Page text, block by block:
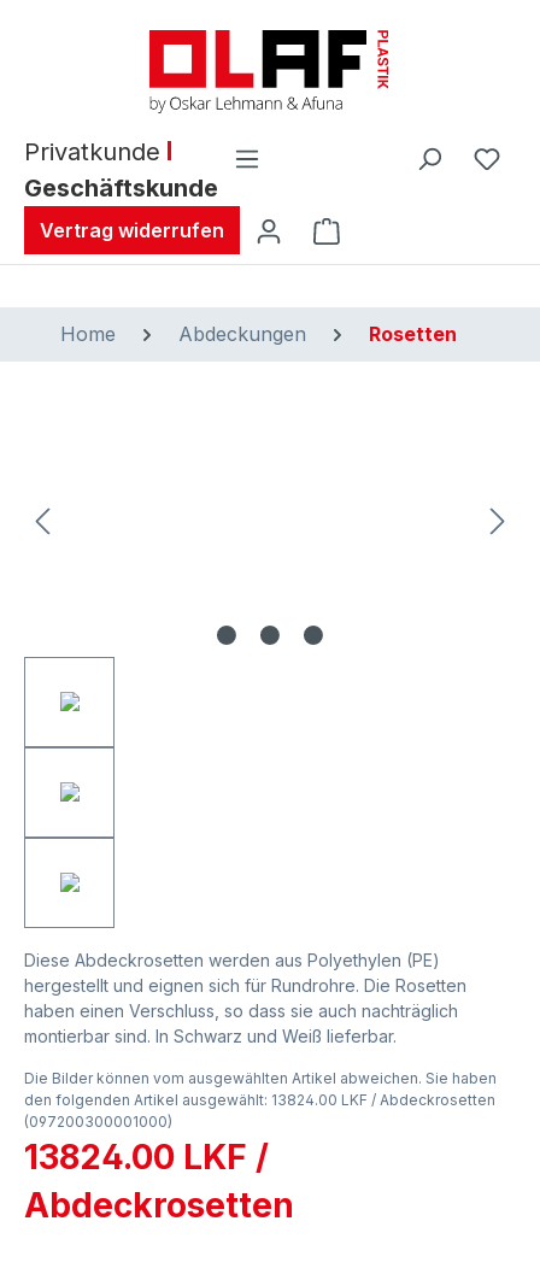
Privatkunde
Geschäftskunde
Vertrag widerrufen Warenkorb enthält
Home Abdeckungen Rosetten
Diese Abdeckrosetten werden aus Polyethylen (PE)
hergestellt und eignen sich für Rundrohre. Die Rosetten
haben einen Verschluss, so dass sie auch nachträglich
montierbar sind. In Schwarz und Weiß lieferbar.
Die Bilder können vom ausgewählten Artikel abweichen. Sie haben
den folgenden Artikel ausgewählt: 13824.00 LKF / Abdeckrosetten
(097200300001000)
13824.00 LKF /
Abdeckrosetten